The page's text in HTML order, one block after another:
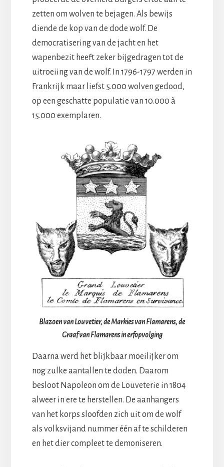
zetten om wolven te bejagen. Als bewijs
diende de kop van de dode wolf. De
democratisering van de jacht en het
wapenbezit heeft zeker bijgedragen tot de
uitroeiing van de wolf. In 1796-1797 werden in
Frankrijk maar liefst 5.000 wolven gedood,
op een geschatte populatie van 10.000 à
15.000 exemplaren.
Blazoen van Louvetier, de Markies van Flamarens, de
Graaf van Flamarens in erfopvolging
Daarna werd het blijkbaar moeilijker om
nog zulke aantallen te doden. Daarom
besloot Napoleon om de Louveterie in 1804
alweer in ere te herstellen. De aanhangers
van het korps sloofden zich uit om de wolf
als volksvijand nummer één af te schilderen
en het dier compleet te demoniseren.